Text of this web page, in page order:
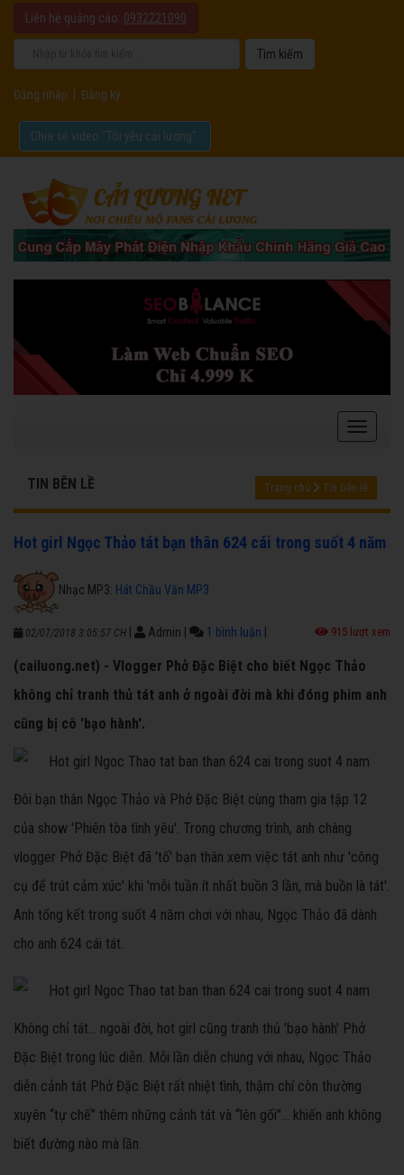
Liên hệ quảng cáo: 0932221090
Đăng nhập Đăng ký
Chia sẻ video "Tôi yêu cải lương".
TIN BÊN LỀ Trang chủ Tin bên lề
Hot girl Ngọc Thảo tát bạn thân 624 cái trong suốt 4 năm
Nhạc MP3: Hát Chầu Văn MP3
02/07/2018 3:05:57 CH Admin 1 bình luận 915 lượt xem
(cailuong.net) - Vlogger Phở Đặc Biệt cho biết Ngọc Thảo
không chỉ tranh thủ tát anh ở ngoài đời mà khi đóng phim anh
cũng bị cô 'bạo hành'.
Đôi bạn thân Ngọc Thảo và Phở Đặc Biệt cùng tham gia tập 12
của show 'Phiên tòa tình yêu'. Trong chương trình, anh chàng
vlogger Phở Đặc Biệt đã 'tố' bạn thân xem việc tát anh như 'công
cụ để trút cảm xúc' khi 'mỗi tuần ít nhất buồn 3 lần, mà buồn là tát'.
Anh tổng kết trong suốt 4 năm chơi với nhau, Ngọc Thảo đã dành
cho anh 624 cái tát.
Không chỉ tát... ngoài đời, hot girl cũng tranh thủ 'bạo hành' Phở
Đặc Biệt trong lúc diễn. Mỗi lần diễn chung với nhau, Ngọc Thảo
diễn cảnh tát Phở Đặc Biệt rất nhiệt tình, thậm chí còn thường
xuyên “tự chế” thêm những cảnh tát và “lên gối”… khiến anh không
biết đường nào mà lần.